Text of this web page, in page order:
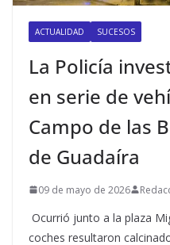
ACTUALIDAD SUCESOS
La Policía
en serie de
Campo de las
de Guadaíra
09 de mayo de 2026
Ocurrió junto a la plaza
coches resultaron